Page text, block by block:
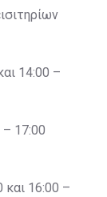
14:00 –
17:00
και 16:00 –